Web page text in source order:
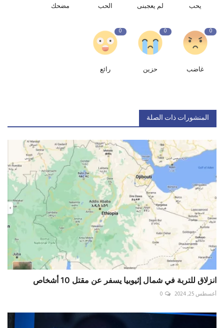
يحب لم يعجبنى الحب مضحك
0
غاضب
0
حزين
0
رائع
المنشورات ذات الصلة
انزلاق للتربة في شمال إثيوبيا يسفر عن مقتل 10 أشخاص
أغسطس 25, 2024 0